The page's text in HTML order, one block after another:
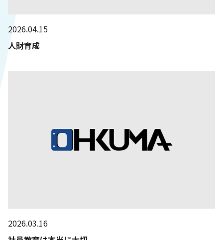
2026.04.15
人財育成
2026.03.16